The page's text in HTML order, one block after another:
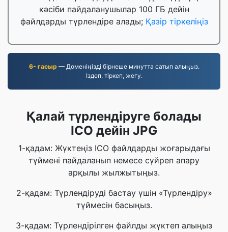
кәсіби пайдаланушылар 100 ГБ дейін
файлдарды түрлендіре алады; Қазір тіркеліңіз
6- ғасыр — Доменіңізді бірнеше минутта сатып алыңыз.
Іздеп, тіркеп, жегу.
Қалай түрлендіруге болады
ICO дейін JPG
1-қадам: Жүктеңіз ICO файлдарды жоғарыдағы
түймені пайдаланып немесе сүйреп апару
арқылы жылжытыңыз.
2-қадам: Түрлендіруді бастау үшін «Түрлендіру»
түймесін басыңыз.
3-қадам: Түрлендірілген файлды жүктеп алыңыз